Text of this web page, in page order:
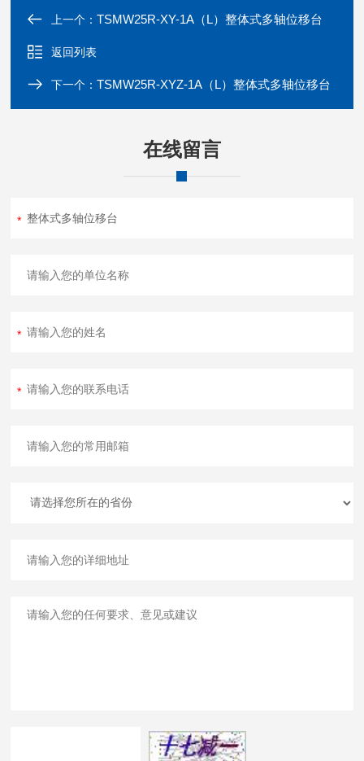
上一个：TSMW25R-XY-1A（L）整体式多轴位移台
返回列表
下一个：TSMW25R-XYZ-1A（L）整体式多轴位移台
在线留言